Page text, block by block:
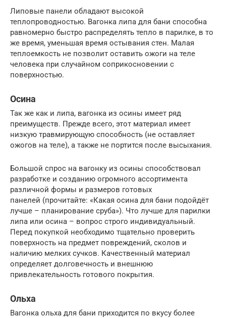
Липовые панели обладают высокой
теплопроводностью. Вагонка липа для бани способна
равномерно быстро распределять тепло в парилке, в то
же время, уменьшая время остывания стен. Малая
теплоемкость не позволит оставить ожоги на теле
человека при случайном соприкосновении с
поверхностью.
Осина
Так же как и липа, вагонка из осины имеет ряд
преимуществ. Прежде всего, этот материал имеет
низкую травмирующую способность (не оставляет
ожогов на теле), а также не портится после высыхания.
Большой спрос на вагонку из осины способствовал
разработке и созданию огромного ассортимента
различной формы и размеров готовых
панелей (прочитайте: «Какая осина для бани подойдёт
лучше – планирование сруба»). Что лучше для парилки
липа или осина – вопрос строго индивидуальный.
Перед покупкой необходимо тщательно проверить
поверхность на предмет повреждений, сколов и
наличию мелких сучков. Качественный материал
определяет долговечность и внешнюю
привлекательность готового покрытия.
Ольха
Вагонка ольха для бани приходится по вкусу более